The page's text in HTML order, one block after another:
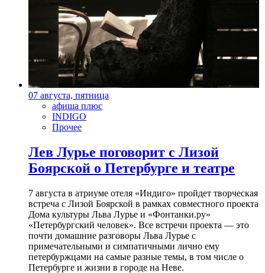
07 августа, пятница
афиша плюс
INDIGO
Прочее
Лев Лурье поговорит с Лизой
Боярской о Петербурге и театре
7 августа в атриуме отеля «Индиго» пройдет творческая
встреча с Лизой Боярской в рамках совместного проекта
Дома культуры Льва Лурье и «Фонтанки.ру»
«Петербургский человек». Все встречи проекта — это
почти домашние разговоры Льва Лурье с
примечательными и симпатичными лично ему
петербуржцами на самые разные темы, в том числе о
Петербурге и жизни в городе на Неве.